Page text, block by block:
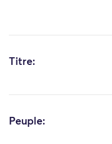
Titre:
Peuple: